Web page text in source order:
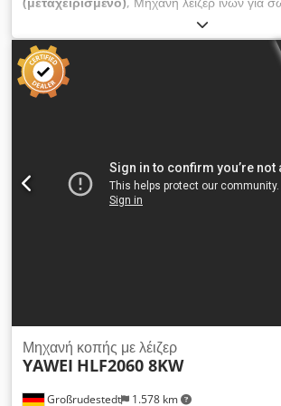
ΕΠΙΣΤΡΕΦΕΙ ΑΠΟ ΑΠΟΚΑΤΑΣΤΑΣΗ-
εξοπλισμός υψηλής ποιότητας ισχύς λέιζερ:
και προφίλ Csdpoht U D Dsfx Aclerf
200mm διάμετρος στρογγυλή 6200mm
140mm τετράγωνο αυτόματη φόρτωση
TÜV Süd Εξόρυξη Donaldson
Λογισμικό CAD CAM Θέση σε λειτουργία
Γερμανίας Προσφερόμενη κατάρτιση
Großrudestedt 1.578 km
Μηχανή κοπής με λέιζερ
YAWEI HLF2060 8KW